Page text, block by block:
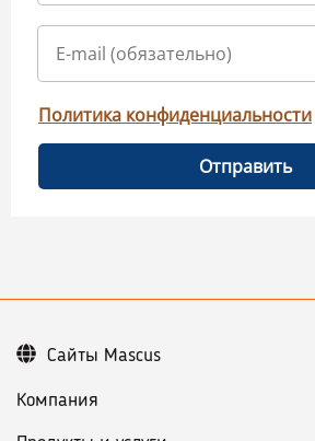
Политика конфиденциальности
Отправить
Компания
Сайты Mascus